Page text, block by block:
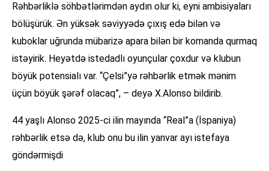
Rəhbərliklə söhbətlərimdən aydın olur ki, eyni ambisiyaları
bölüşürük. Ən yüksək səviyyədə çıxış edə bilən və
kuboklar uğrunda mübarizə apara bilən bir komanda qurmaq
istəyirik. Heyətdə istedadlı oyunçular çoxdur və klubun
böyük potensialı var. “Çelsi”yə rəhbərlik etmək mənim
üçün böyük şərəf olacaq”, – deyə X.Alonso bildirib.
44 yaşlı Alonso 2025-ci ilin mayında “Real”a (İspaniya)
rəhbərlik etsə də, klub onu bu ilin yanvar ayı istefaya
göndərmişdi